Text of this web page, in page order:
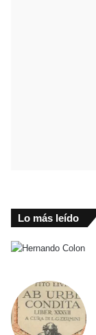
Lo más leído